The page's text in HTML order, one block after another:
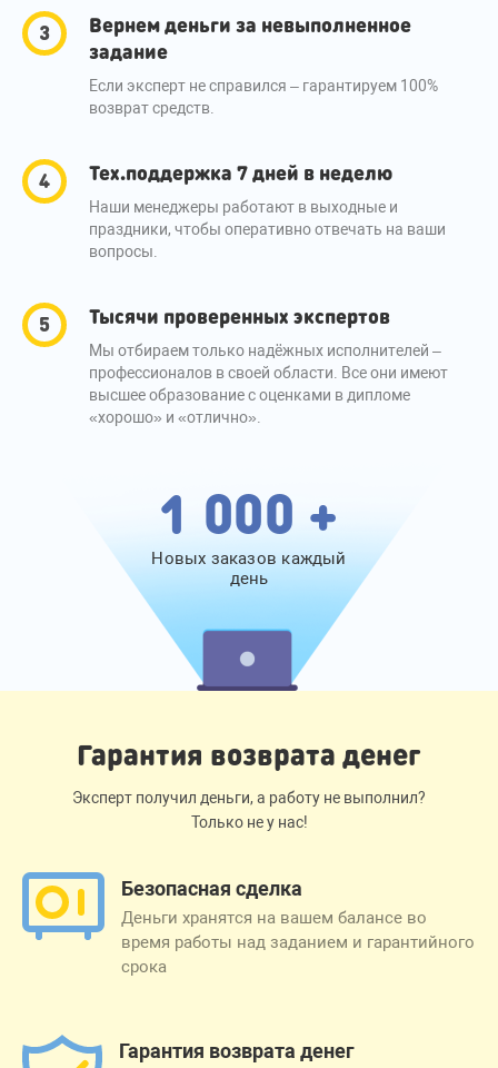
Вернем деньги за невыполненное
задание
Если эксперт не справился – гарантируем 100%
возврат средств.
Тех.поддержка 7 дней в неделю
Наши менеджеры работают в выходные и
праздники, чтобы оперативно отвечать на ваши
вопросы.
Тысячи проверенных экспертов
Мы отбираем только надёжных исполнителей –
профессионалов в своей области. Все они имеют
высшее образование с оценками в дипломе
«хорошо» и «отлично».
1 000 +
Новых заказов каждый
день
Гарантия возврата денег
Эксперт получил деньги, а работу не выполнил?
Только не у нас!
Безопасная сделка
Деньги хранятся на вашем балансе во
время работы над заданием и гарантийного
срока
Гарантия возврата денег